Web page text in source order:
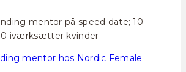
mentor på speed date; 10
iværksætter kvinder
mentor hos Nordic Female